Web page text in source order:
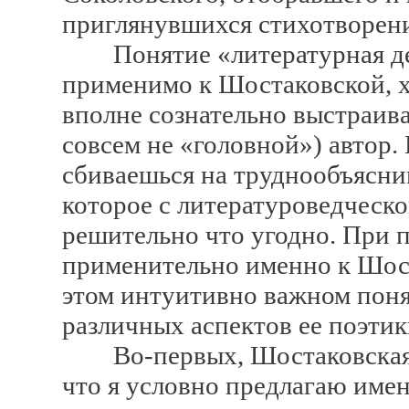
приглянувшихся
Понятие «литературная
применимо к Шостаковской,
вполне сознательно
совсем не «головной») автор.
сбиваешься на
которое с
решительно что угодно. При
применительно именно к
этом интуитивно важном
различных аспектов ее
Во-первых, Шостаковская
что я условно предлагаю